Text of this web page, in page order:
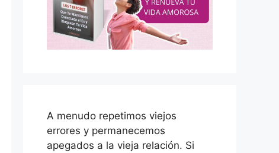
A menudo repetimos viejos
errores y permanecemos
apegados a la vieja relación. Si